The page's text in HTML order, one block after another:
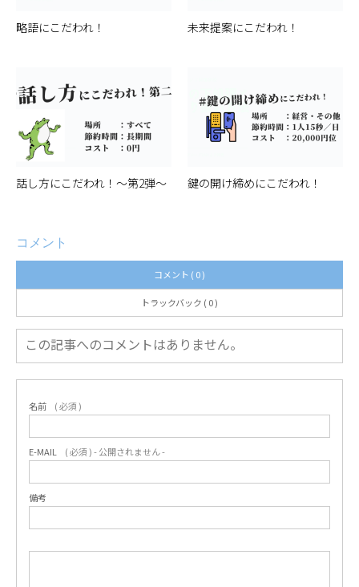
略語にこだわれ！ 未来提案にこだわれ！
話し方にこだわれ！〜第2弾〜 鍵の開け締めにこだわれ！
コメント
コメント ( 0 )
トラックバック ( 0 )
この記事へのコメントはありません。
名前 ( 必須 )
E-MAIL ( 必須 ) - 公開されません -
備考